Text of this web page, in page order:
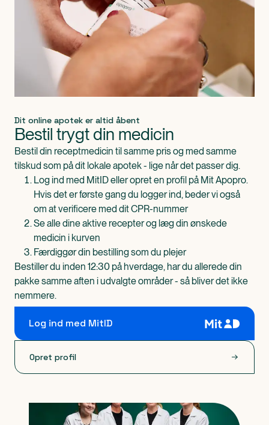
Dit online apotek er altid åbent
Bestil trygt din medicin
Bestil din receptmedicin til samme pris og med samme
tilskud som på dit lokale apotek - lige når det passer dig.
Log ind med MitID eller opret en profil på Mit Apopro.
Hvis det er første gang du logger ind, beder vi også
om at verificere med dit CPR-nummer
Se alle dine aktive recepter og læg din ønskede
medicin i kurven
Færdiggør din bestilling som du plejer
Bestiller du inden 12:30 på hverdage, har du allerede din
pakke samme aften i udvalgte områder - så bliver det ikke
nemmere.
Log ind med MitID
Opret profil